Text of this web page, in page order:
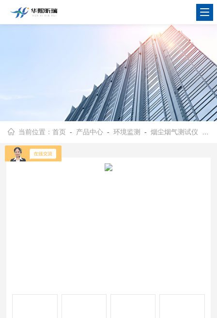
当前位置：首页 - 产品中心 -环境监测 -烟尘烟气测试仪